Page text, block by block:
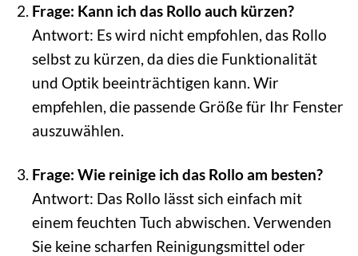
Frage: Kann ich das Rollo auch kürzen?
Antwort: Es wird nicht empfohlen, das Rollo
selbst zu kürzen, da dies die Funktionalität
und Optik beeinträchtigen kann. Wir
empfehlen, die passende Größe für Ihr Fenster
auszuwählen.
Frage: Wie reinige ich das Rollo am besten?
Antwort: Das Rollo lässt sich einfach mit
einem feuchten Tuch abwischen. Verwenden
Sie keine scharfen Reinigungsmittel oder